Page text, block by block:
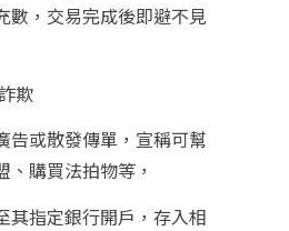
數，交易完成後即避不見
欺
告或散發傳單，宣稱可幫
購買法拍物等，
其指定銀行開戶，存入相